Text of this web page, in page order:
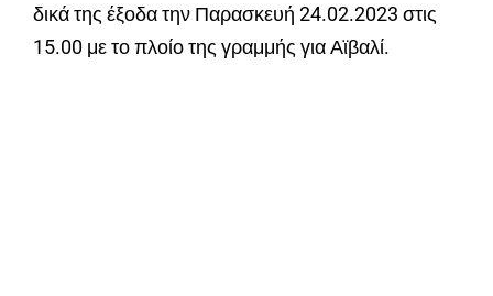
δικά της έξοδα την Παρασκευή 24.02.2023 στις
15.00 με το πλοίο της γραμμής για Αϊβαλί.